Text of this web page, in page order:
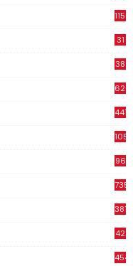
1150
31
38
620
441
1057
96
7353
3816
42
454